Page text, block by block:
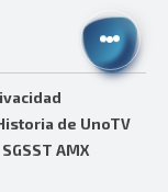
de UnoTV
SGSST AMX